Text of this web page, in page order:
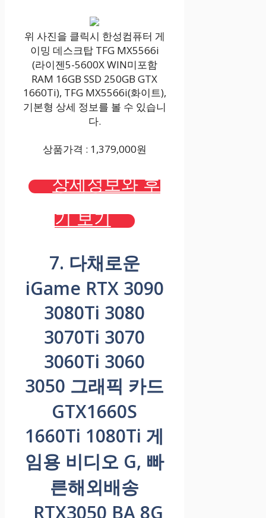
위 사진을 클릭시 한성컴퓨터 게
이밍 데스크탑 TFG MX5566i
(라이젠5-5600X WIN미포함
RAM 16GB SSD 250GB GTX
1660Ti), TFG MX5566i(화이트),
기본형 상세 정보를 볼 수 있습니
다.
상품가격 : 1,379,000원
상세정보와 후
기 보기
7. 다채로운
iGame RTX 3090
3080Ti 3080
3070Ti 3070
3060Ti 3060
3050 그래픽 카드
GTX1660S
1660Ti 1080Ti 게
임용 비디오 G, 빠
른해외배송
_RTX3050 BA 8G